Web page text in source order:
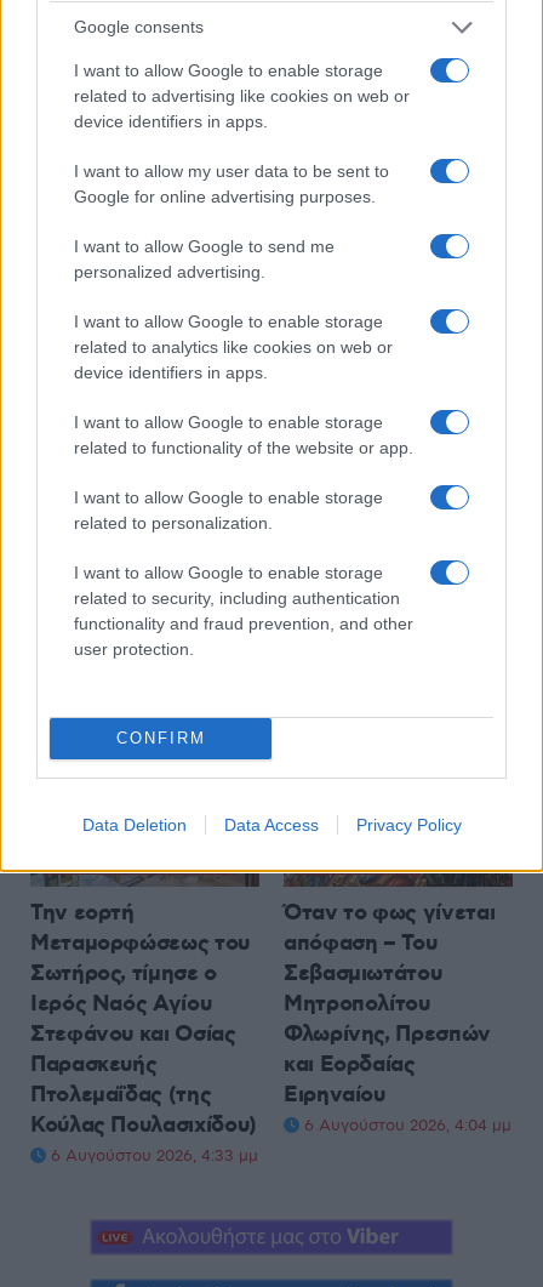
Google consents
I want to allow Google to enable storage
related to advertising like cookies on web or
device identifiers in apps.
I want to allow my user data to be sent to
Google for online advertising purposes.
I want to allow Google to send me
personalized advertising.
I want to allow Google to enable storage
related to analytics like cookies on web or
device identifiers in apps.
I want to allow Google to enable storage
related to functionality of the website or app.
I want to allow Google to enable storage
related to personalization.
I want to allow Google to enable storage
related to security, including authentication
functionality and fraud prevention, and other
user protection.
CONFIRM
Data Deletion Data Access Privacy Policy
μεταναστών
κατεβαίνει υποψήφιος
δήμαρχος στο Σικάγο
6 Αυγούστου 2026, 6:30 μμ
Μποδοσάκειο
Νοσοκομείο
Ορκίστηκε με βαθμό
Διευθύντριας
6 Αυγούστου 2026, 6:15 μμ
ΤΟΠΙΚΉ ΕΠΙΚΑΙΡΌΤΗΤΑ
Επισκέψιμο το
Καταφύγιο
Συντροφιάς κάθε
Δευτέρα, Τετάρτη και
Παρασκευή
ΤΟΠΙΚΉ ΕΠΙΚΑΙΡΌΤΗΤΑ
Δήμος Βοΐου: 1η
Έκθεση Τοπικών
Έως 23 Αυγούστου οι
αιτήσεις συμμετοχής
6 Αυγούστου 2026, 5:09 μμ
Την εορτή
Μεταμορφώσεως του
Σωτήρος, τίμησε ο
Ιερός Ναός Αγίου
Στεφάνου και Οσίας
Παρασκευής
Πτολεμαΐδας (της
Κούλας Πουλασιχίδου)
6 Αυγούστου 2026, 4:33 μμ
Όταν το φως γίνεται
απόφαση – Του
Σεβασμιωτάτου
Μητροπολίτου
Φλωρίνης, Πρεσπών
και Εορδαίας
Ειρηναίου
6 Αυγούστου 2026, 4:04 μμ